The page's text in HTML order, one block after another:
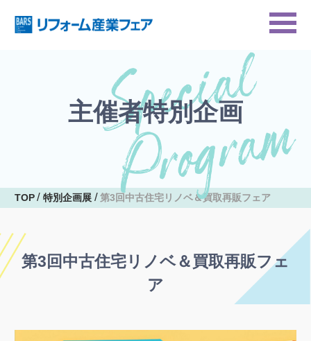
主催者特別企画
TOP 特別企画展 第3回中古住宅リノベ＆買取再販フェア
第3回中古住宅リノベ＆買取再販フェ
ア